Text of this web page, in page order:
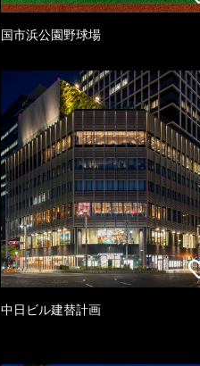
国市浜公園野球場
中日ビル建替計画